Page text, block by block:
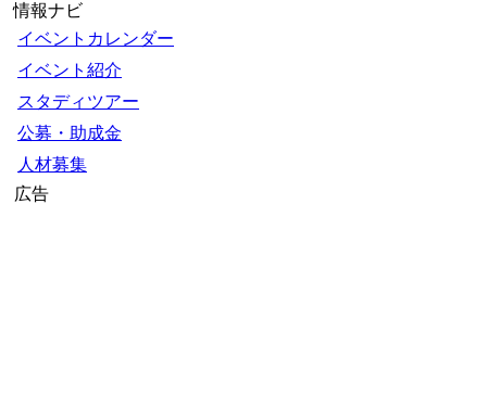
情報ナビ
イベントカレンダー
イベント紹介
スタディツアー
公募・助成金
人材募集
広告